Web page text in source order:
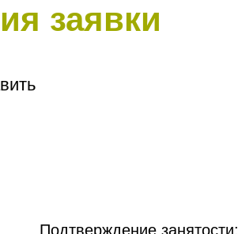
заявки
Подтверждение занятости: